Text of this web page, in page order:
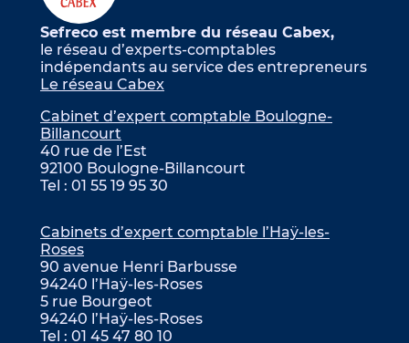
Sefreco est membre du réseau Cabex,
le réseau d’experts-comptables
indépendants au service des entrepreneurs
Le réseau Cabex
Cabinet d’expert comptable Boulogne-
Billancourt
40 rue de l’Est
92100 Boulogne-Billancourt
Tel : 01 55 19 95 30
Cabinets d’expert comptable l’Haÿ-les-
Roses
90 avenue Henri Barbusse
94240 l’Haÿ-les-Roses
5 rue Bourgeot
94240 l’Haÿ-les-Roses
Tel : 01 45 47 80 10